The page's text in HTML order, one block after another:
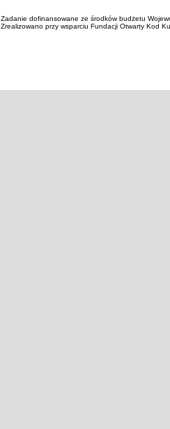
Zadanie dofinansowane ze środków budżetu
Zrealizowano przy wsparciu Fundacji Otwarty Kod